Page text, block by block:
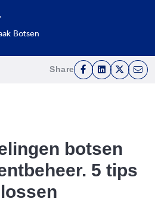
Botsen
Share
F
o
L
d
T
e
r
E
botsen
5 tips